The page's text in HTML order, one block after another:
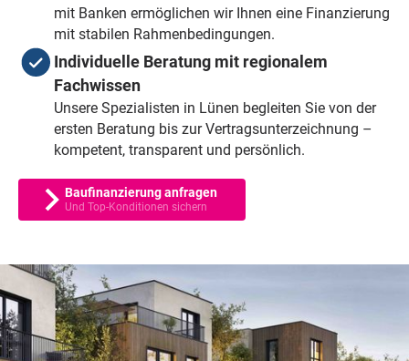
mit Banken ermöglichen wir Ihnen eine Finanzierung
mit stabilen Rahmenbedingungen.
Individuelle Beratung mit regionalem
Fachwissen
Unsere Spezialisten in Lünen begleiten Sie von der
ersten Beratung bis zur Vertragsunterzeichnung –
kompetent, transparent und persönlich.
Baufinanzierung anfragen
Und Top-Konditionen sichern